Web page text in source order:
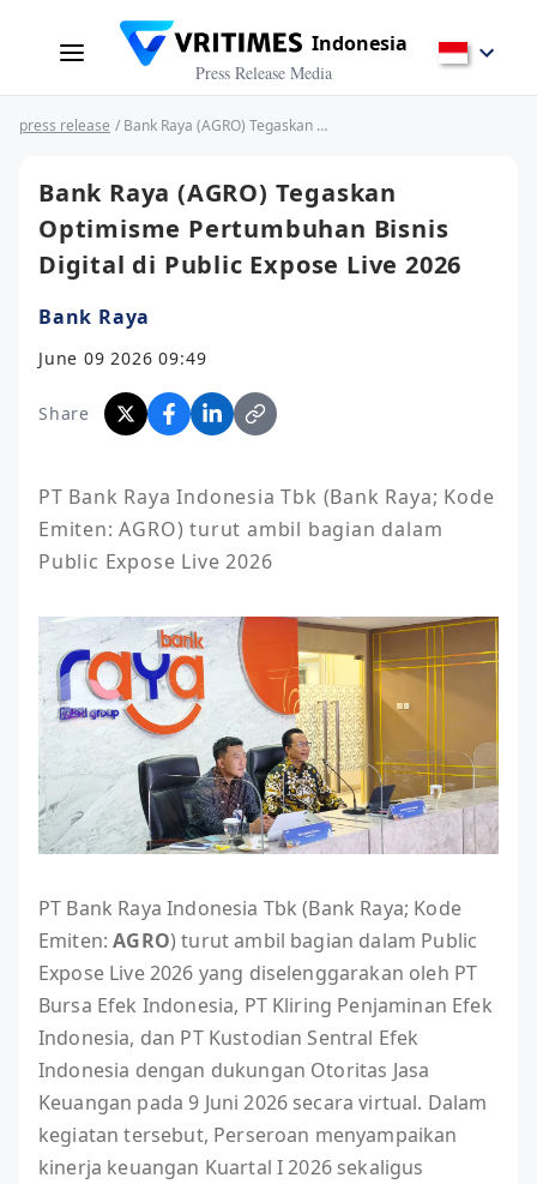
Indonesia
Press Release Media
press release / Bank Raya (AGRO) Tegaskan Optimisme Pertumbuhan Bisnis Digital di Public Expose Live 2026
Bank Raya (AGRO) Tegaskan
Optimisme Pertumbuhan Bisnis
Digital di Public Expose Live 2026
Bank Raya
June 09 2026 09:49
Share
PT Bank Raya Indonesia Tbk (Bank Raya; Kode
Emiten: AGRO) turut ambil bagian dalam
Public Expose Live 2026
PT Bank Raya Indonesia Tbk (Bank Raya; Kode
Emiten:AGRO) turut ambil bagian dalam Public
Expose Live 2026 yang diselenggarakan oleh PT
Bursa Efek Indonesia, PT Kliring Penjaminan Efek
Indonesia, dan PT Kustodian Sentral Efek
Indonesia dengan dukungan Otoritas Jasa
Keuangan pada 9 Juni 2026 secara virtual. Dalam
kegiatan tersebut, Perseroan menyampaikan
kinerja keuangan Kuartal I 2026 sekaligus